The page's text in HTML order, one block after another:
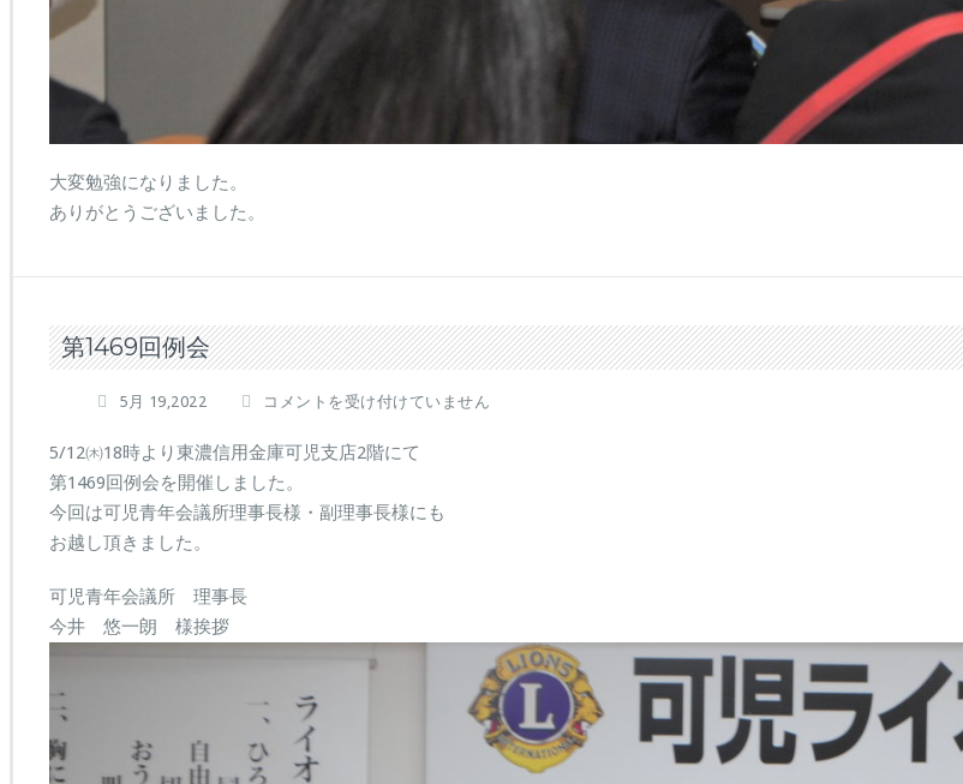
大変勉強になりました。
ありがとうございました。
第1469回例会
5月 19,2022
第
回
例
会
は
コメントを受け付けていません
5/12㈭18時より東濃信用金庫可児支店2階にて
第1469回例会を開催しました。
今回は可児青年会議所理事長様・副理事長様にも
お越し頂きました。
可児青年会議所 理事長
今井 悠一朗 様挨拶